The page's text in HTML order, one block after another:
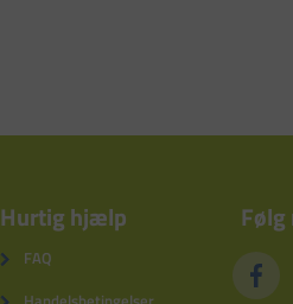
Hurtig hjælp
FAQ
Følg